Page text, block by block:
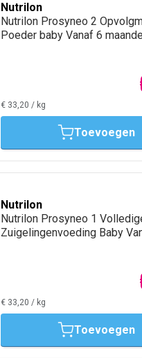
Nutrilon
Nutrilon Prosyneo 2
Poeder baby Vanaf 6
€ 33,20 / kg
Toevoegen
Nutrilon
Nutrilon Prosyneo 1
Zuigelingenvoeding Baby
€ 33,20 / kg
Toevoegen